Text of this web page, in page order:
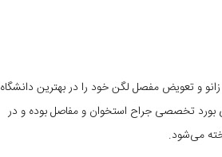
و تعویض مفصل لگن خود را در بهترین دانشگاه
بورد تخصصی جراح استخوان و مفاصل بوده و در
می‌شود.